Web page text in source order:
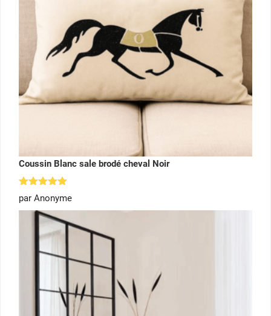
Coussin Blanc sale brodé cheval Noir
Note
sur 5
par Anonyme